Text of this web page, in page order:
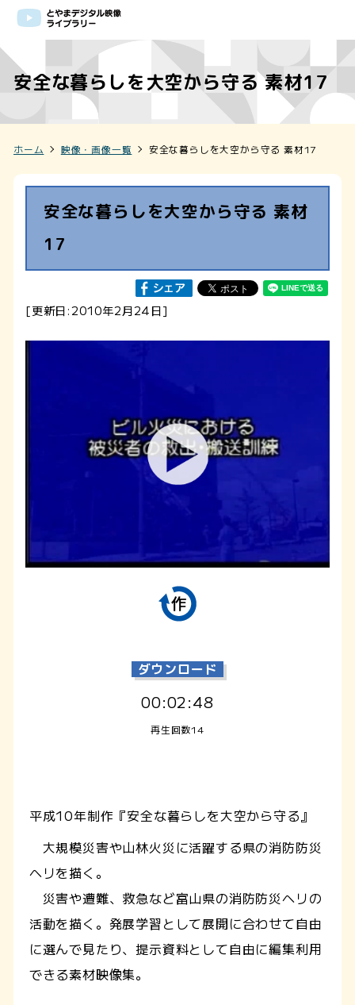
安全な暮らしを大空から守る 素材17
ホーム 映像・画像一覧 安全な暮らしを大空から守る 素材17
安全な暮らしを大空から守る 素材
17
[更新日:2010年2月24日]
ダウンロード
00:02:48
再生回数14
平成10年制作『安全な暮らしを大空から守る』
大規模災害や山林火災に活躍する県の消防防災
ヘリを描く。
災害や遭難、救急など富山県の消防防災ヘリの
活動を描く。発展学習として展開に合わせて自由
に選んで見たり、提示資料として自由に編集利用
できる素材映像集。